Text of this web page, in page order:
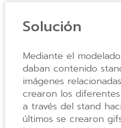
Solución
Mediante el
daban contenido
imágenes
crearon los
a través del stand
últimos se crearon